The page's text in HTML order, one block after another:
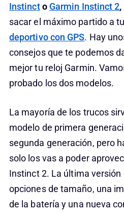
Instincto Garmin Instinct 2,
sacar el máximo partido a
deportivo con GPS. Hay
consejos que te podemos
mejor tu reloj Garmin.
probado los dos modelos.
La mayoría de los trucos
modelo de primera
segunda generación, pero
solo los vas a poder
Instinct 2. La última
opciones de tamaño, una
de la batería y una nueva